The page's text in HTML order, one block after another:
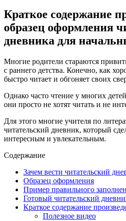
Краткое содержание
образец оформления
дневника для
Многие родители стараются
с раннего детства. Конечно, как
быстро читает и обгоняет своих
Однако часто чтение у многих
они просто не хотят читать и не
Для этого многие учителя по
читательский дневник, который
интересным и увлекательным.
Содержание
Зачем вести читательский
Образец оформления
Пример правильного
Готовый читательский
Краткое содержание
Полезное видео